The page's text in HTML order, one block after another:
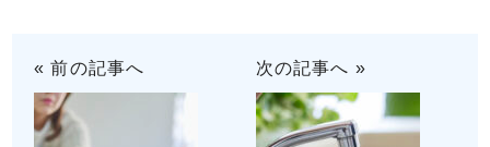
« 前の記事へ 次の記事へ »